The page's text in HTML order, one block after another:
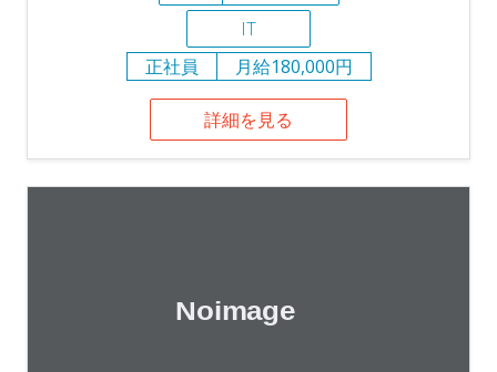
IT
正社員
月給180,000円
詳細を見る